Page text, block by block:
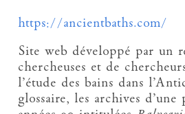
https://ancientbaths.com/
Site web développé par un
chercheuses et de
l’étude des bains dans
glossaire, les archives d’une